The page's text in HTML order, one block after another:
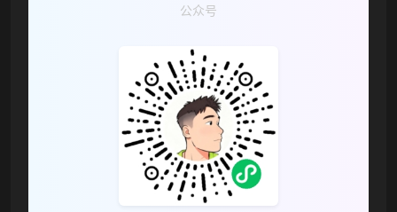
公众号